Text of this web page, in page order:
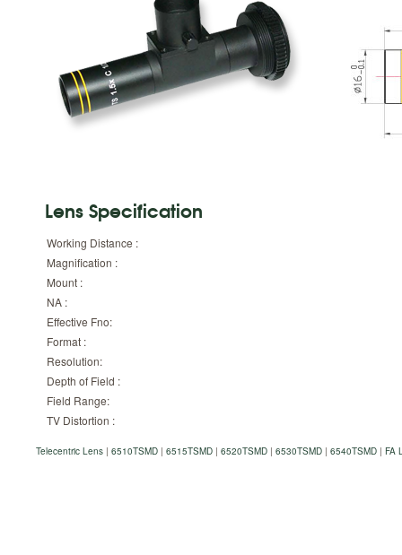
Lens Specification
Working Distance :
Magnification :
Mount :
NA :
Effective Fno:
Format :
Resolution:
Depth of Field :
Field Range:
TV Distortion :
Telecentric Lens | 6510TSMD | 6515TSMD | 6520TSMD | 6530TSMD | 6540TSMD | FA